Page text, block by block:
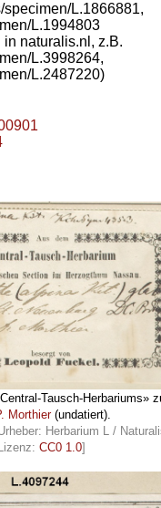
L.1866881,
L.1994803
naturalis.nl, z.B.
L.3998264,
L.2487220)
Tausch-Herbariums»
Morthier(undatiert).
Herbarium L /
Lizenz: CC0 1.0]